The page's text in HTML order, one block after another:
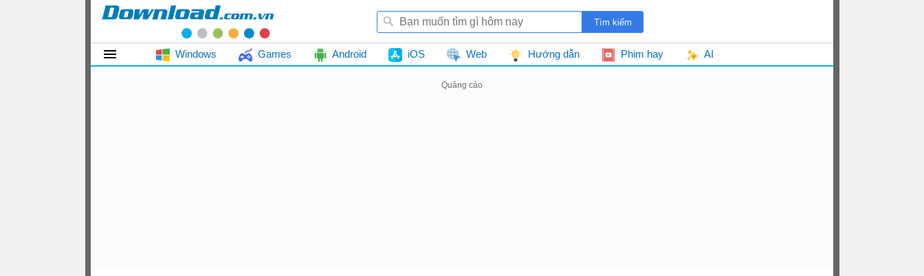
Windows Games Android iOS Web Hướng dẫn Phim hay AI